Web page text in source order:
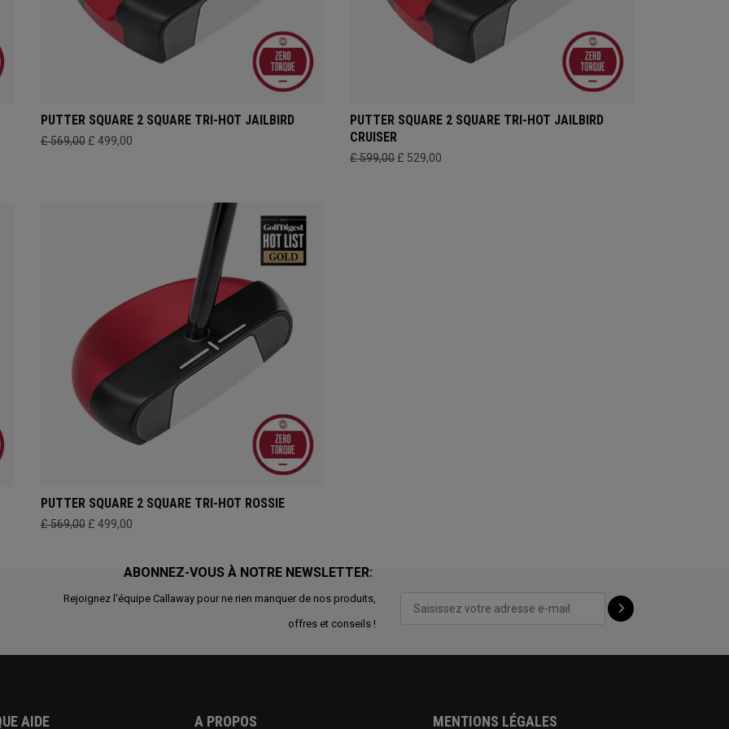
PUTTER SQUARE 2 SQUARE TRI-HOT JAILBIRD
£ 569,00 £ 499,00
PUTTER SQUARE 2 SQUARE TRI-HOT JAILBIRD
CRUISER
£ 599,00 £ 529,00
PUTTER SQUARE 2 SQUARE TRI-HOT ROSSIE
£ 569,00 £ 499,00
ABONNEZ-VOUS À NOTRE NEWSLETTER:
Rejoignez l'équipe Callaway pour ne rien manquer de nos produits,
offres et conseils !
AIDE A PROPOS MENTIONS LÉGALES